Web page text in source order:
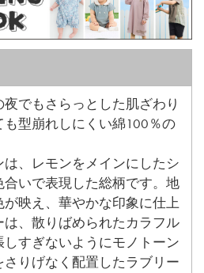
夜でもさらっとした肌ざわり
型崩れしにくい綿100％の
は、レモンをメインにしたシ
合いで表現した総柄です。地
映え、華やかな印象に仕上
、散りばめられたカラフル
すぎないようにモノトーン
りげなく配置したラブリー